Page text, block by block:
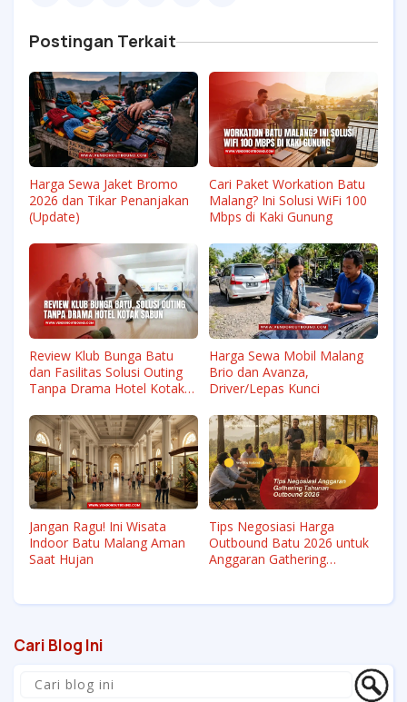
Postingan Terkait
Harga Sewa Jaket Bromo
2026 dan Tikar Penanjakan
(Update)
Cari Paket Workation Batu
Malang? Ini Solusi WiFi 100
Mbps di Kaki Gunung
Review Klub Bunga Batu
dan Fasilitas Solusi Outing
Tanpa Drama Hotel Kotak
Harga Sewa Mobil Malang
Brio dan Avanza,
Driver/Lepas Kunci
Jangan Ragu! Ini Wisata
Indoor Batu Malang Aman
Saat Hujan
Tips Negosiasi Harga
Outbound Batu 2026 untuk
Anggaran Gathering
Cari Blog Ini